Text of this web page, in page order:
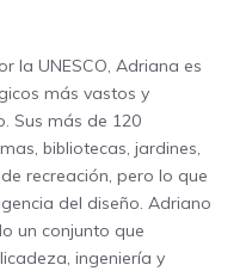
la UNESCO, Adriana es
más vastos y
Sus más de 120
bibliotecas, jardines,
recreación, pero lo que
del diseño. Adriano
un conjunto que
ingeniería y